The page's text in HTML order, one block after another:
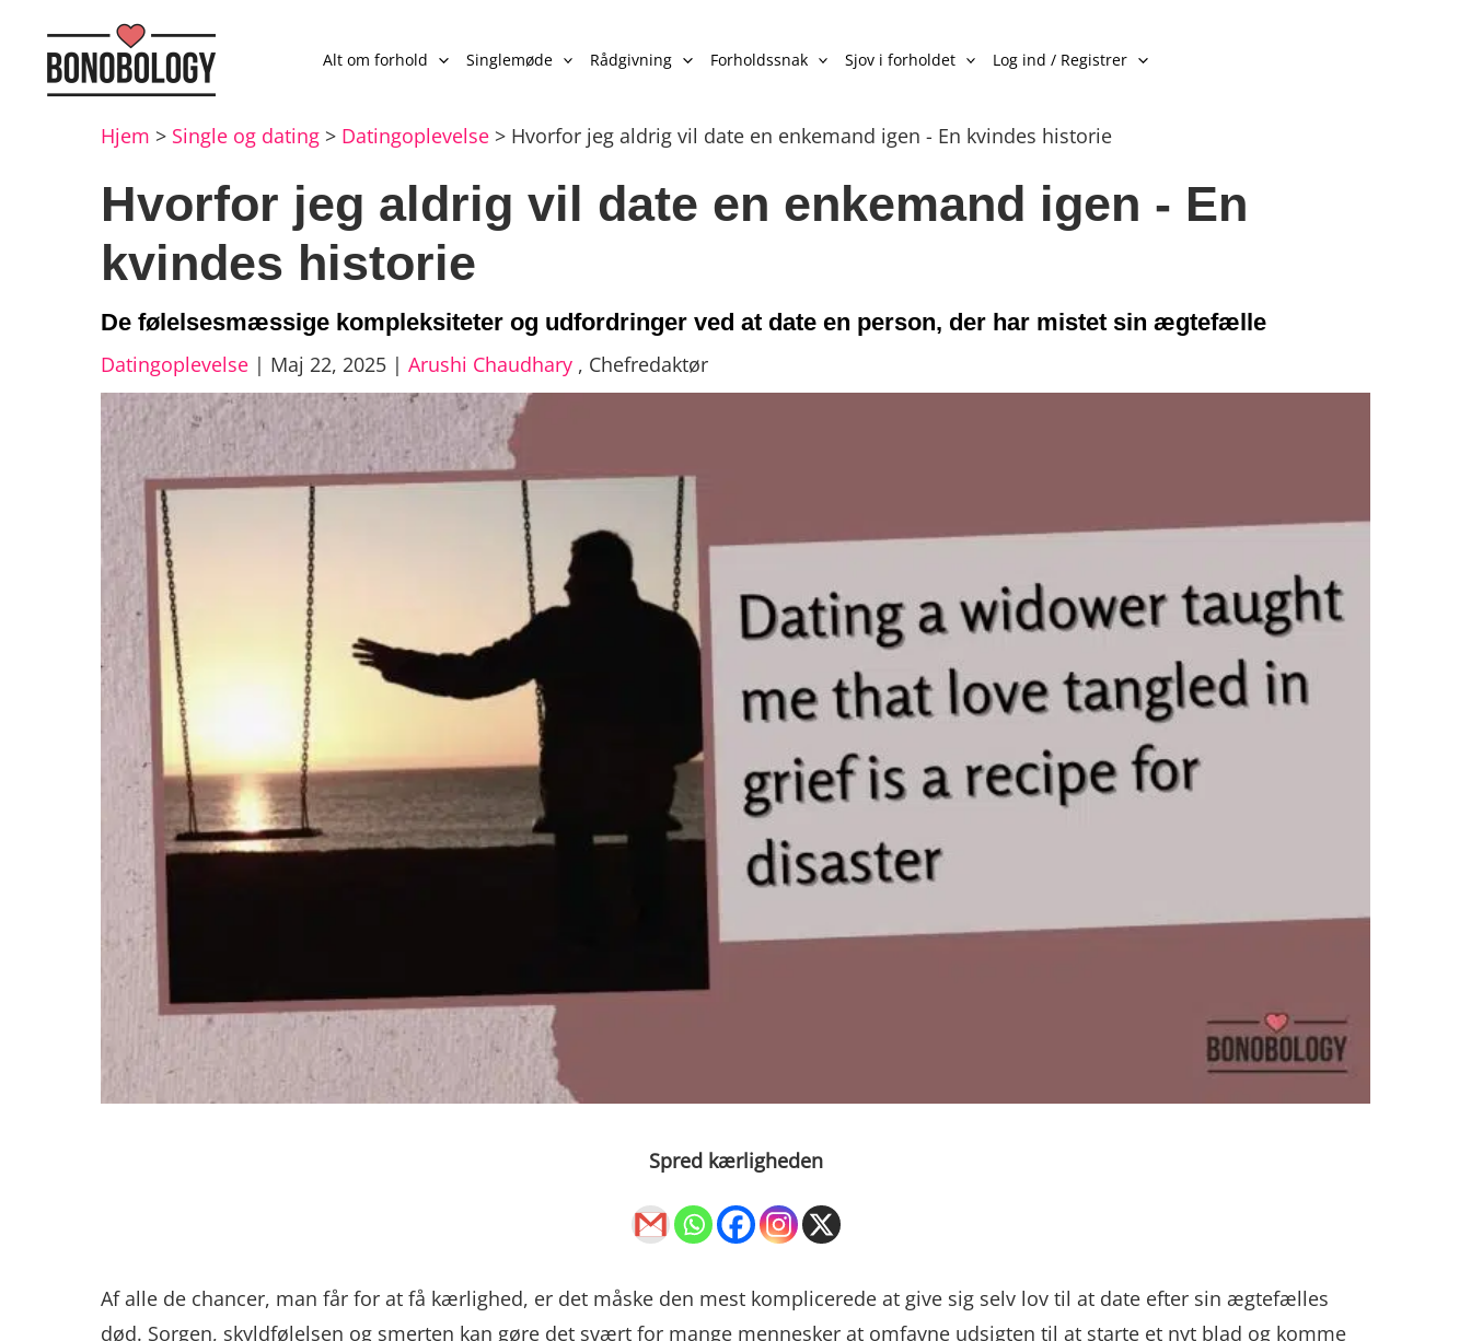
Alt om forhold Singlemøde Rådgivning Forholdssnak Sjov i forholdet Log ind / Registrer
Hjem > Single og dating > Datingoplevelse > Hvorfor jeg aldrig vil date en enkemand igen - En kvindes historie
Hvorfor jeg aldrig vil date en enkemand igen - En
kvindes historie
De følelsesmæssige kompleksiteter og udfordringer ved at date en person, der har mistet sin ægtefælle
Datingoplevelse | Maj 22, 2025 | Arushi Chaudhary , Chefredaktør
Spred kærligheden
Af alle de chancer, man får for at få kærlighed, er det måske den mest komplicerede at give sig selv lov til at date efter sin ægtefælles
død. Sorgen, skyldfølelsen og smerten kan gøre det svært for mange mennesker at omfavne udsigten til at starte et nyt blad og komme